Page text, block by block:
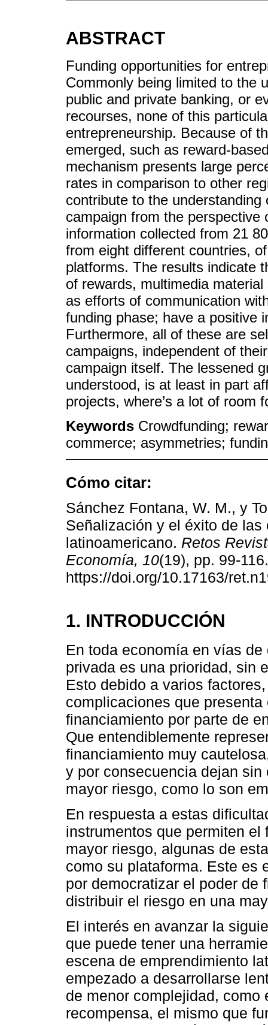
ABSTRACT
Funding opportunities for
Commonly being limited to the
public and private banking, or
recourses, none of this
entrepreneurship. Because of
emerged, such as reward-
mechanism presents large
rates in comparison to other
contribute to the
campaign from the perspective
information collected from 21
from eight different countries,
platforms. The results indicate
of rewards, multimedia
as efforts of communication
funding phase; have a positive
Furthermore, all of these are
campaigns, independent of
campaign itself. The lessened
understood, is at least in part
projects, where’s a lot of room
Keywords Crowdfunding;
commerce; asymmetries;
Cómo citar:
Sánchez Fontana, W. M., y
Señalización y el éxito de
latinoamericano. Retos
Economía, 10(19), pp. 99-116.
https://doi.org/10.17163/
1. INTRODUCCIÓN
En toda economía en vías
privada es una prioridad, sin
Esto debido a varios
complicaciones que
financiamiento por parte de
Que entendiblemente
financiamiento muy
y por consecuencia dejan
mayor riesgo, como lo son
En respuesta a estas
instrumentos que permiten
mayor riesgo, algunas de
como su plataforma. Este es
por democratizar el poder de
distribuir el riesgo en una
El interés en avanzar la
que puede tener una
escena de emprendimiento
empezado a desarrollarse
de menor complejidad, como
recompensa, el mismo que